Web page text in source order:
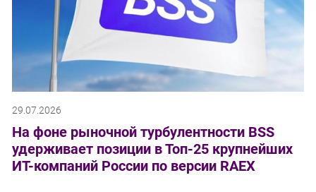
29.07.2026
На фоне рыночной турбулентности BSS
удерживает позиции в Топ-25 крупнейших
ИТ-компаний России по версии RAEX